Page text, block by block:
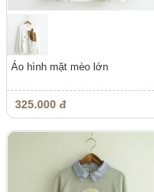
Áo hình mặt mèo lớn
325.000 đ